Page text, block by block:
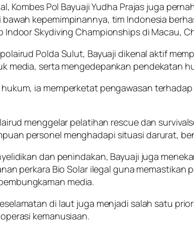
Kombes Pol Bayuaji Yudha Prajas juga
kepemimpinannya, tim Indonesia
Indoor Skydiving Championshipsdi Macau,
Polda Sulut, Bayuaji dikenal aktif
media, serta mengedepankan pendekatan
ia memperketat pengawasan
menggelar pelatihan rescuedan survival
personel menghadapi situasi darurat,
dan penindakan, Bayuaji juga
perkara Bio Solar ilegal guna
media.
di laut juga menjadi salah satu
kemanusiaan.